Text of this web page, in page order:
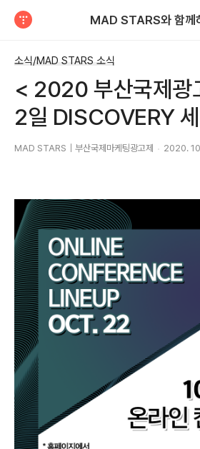
MAD STARS와 함께
소식/MAD STARS 소식
< 2020 부산국제광
2일 DISCOVERY
MAD STARS｜부산국제마케팅광고제 2020.